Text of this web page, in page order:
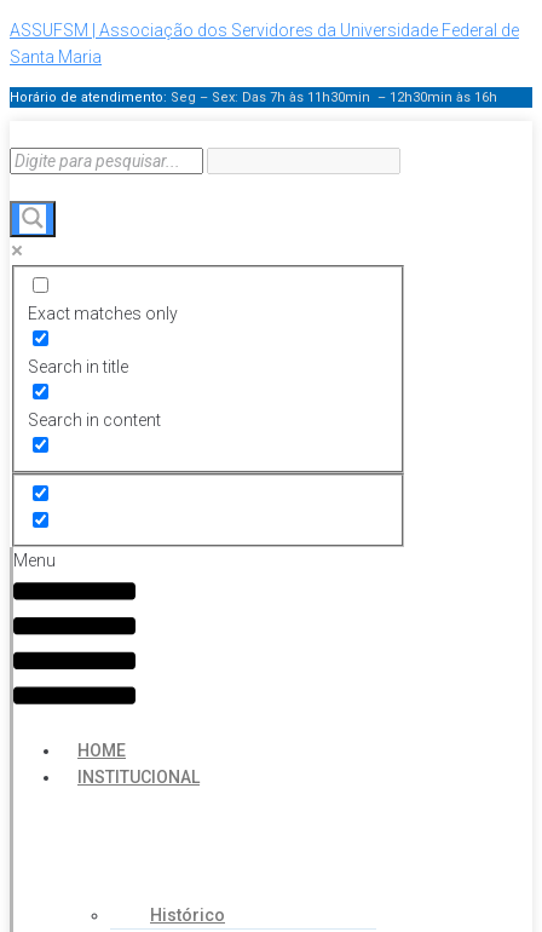
ASSUFSM | Associação dos Servidores da Universidade Federal de
Santa Maria
Horário de atendimento: Seg – Sex: Das 7h às 11h30min – 12h30min às 16h
Exact matches only
Search in title
Search in content
Menu
HOME
INSTITUCIONAL
Histórico